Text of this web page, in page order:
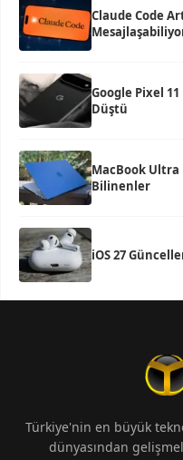
Claude Code
Google Pixel
Düştü
MacBook Ultra
Bilinenler
iOS 27
Türkiye'nin en büyük
dünyasından